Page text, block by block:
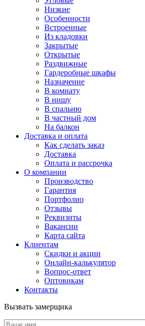
Низкие
Особенности
Встроенные
Из кладовки
Закрытые
Открытые
Раздвижные
Гардеробные шкафы
Назначение
В комнату
В нишу
В спальню
В частный дом
На балкон
Доставка и оплата
Как сделать заказ
Доставка
Оплата и рассрочка
О компании
Производство
Гарантия
Портфолио
Отзывы
Реквизиты
Вакансии
Карта сайта
Клиентам
Скидки и акции
Онлайн-калькулятор
Вопрос-ответ
Оптовикам
Контакты
Вызвать замерщика